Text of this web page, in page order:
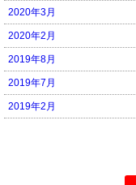
2020年3月
2020年2月
2019年8月
2019年7月
2019年2月